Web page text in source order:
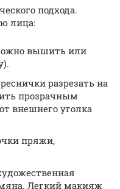
подхода.
лица:
вышить или
разрезать на
прозрачным
внешнего уголка
пряжи,
Легкий макияж